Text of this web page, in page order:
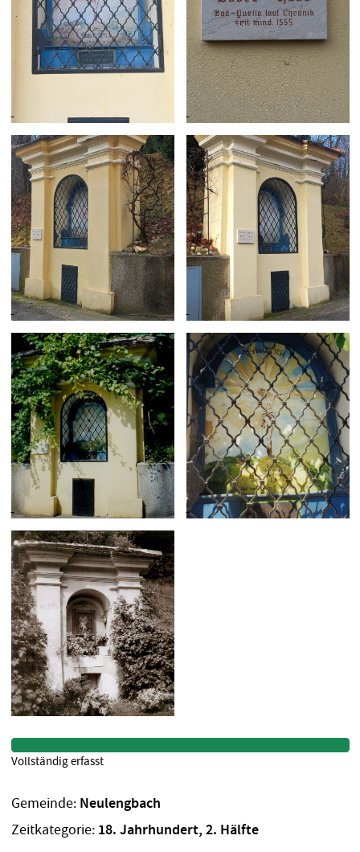
Gemeinde: Neulengbach
Zeitkategorie: 18. Jahrhundert, 2. Hälfte
Vollständig erfasst